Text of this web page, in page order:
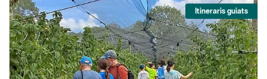
Itineraris guiats